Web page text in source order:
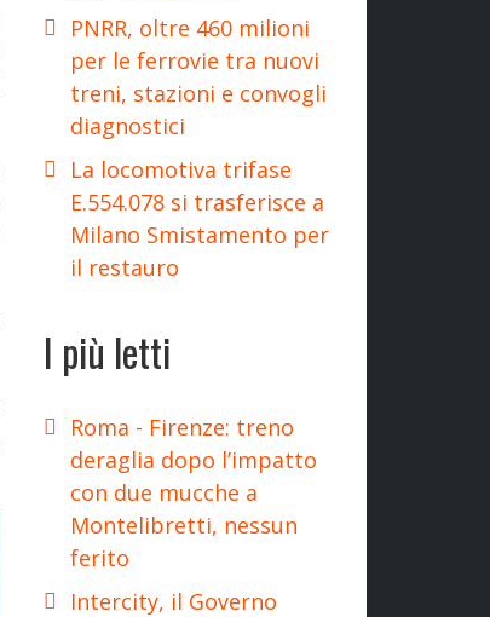
PNRR, oltre 460 milioni
per le ferrovie tra nuovi
treni, stazioni e convogli
diagnostici
La locomotiva trifase
E.554.078 si trasferisce a
Milano Smistamento per
il restauro
I più letti
Roma - Firenze: treno
deraglia dopo l’impatto
con due mucche a
Montelibretti, nessun
ferito
Intercity, il Governo